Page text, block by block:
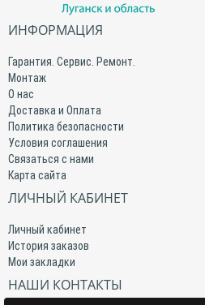
ИНФОРМАЦИЯ
Гарантия. Сервис. Ремонт.
Монтаж
О нас
Доставка и Оплата
Политика безопасности
Условия соглашения
Связаться с нами
Карта сайта
ЛИЧНЫЙ КАБИНЕТ
Личный кабинет
История заказов
Мои закладки
НАШИ КОНТАКТЫ